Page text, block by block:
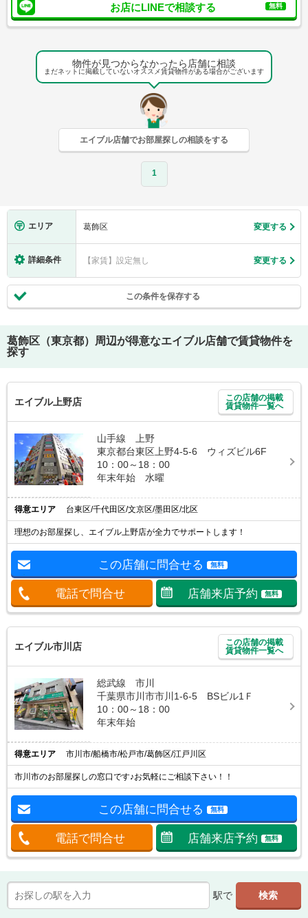
お店にLINEで相談する 無料
物件が見つからなかったら店舗に相談
まだネットに掲載していないオススメ賃貸物件がある場合がございます
エイブル店舗でお部屋探しの相談をする
1
エリア 葛飾区 変更する
詳細条件 【家賃】設定無し 変更する
この条件を保存する
葛飾区（東京都）
周辺が得意なエイブル店舗で賃貸物件を
探す
エイブル上野店
この店舗の掲載
賃貸物件一覧へ
山手線 上野
東京都台東区上野4-5-6 ウィズビル6F
10：00～18：00
年末年始 水曜
得意エリア 台東区/千代田区/文京区/墨田区/北区
理想のお部屋探し、エイブル上野店が全力でサポートします！
この店舗に問合せる 無料
電話で問合せ 店舗来店予約 無料
エイブル市川店
この店舗の掲載
賃貸物件一覧へ
総武線 市川
千葉県市川市市川1-6-5 BSビル1Ｆ
10：00～18：00
年末年始
得意エリア 市川市/船橋市/松戸市/葛飾区/江戸川区
市川市のお部屋探しの窓口です♪お気軽にご相談下さい！！
この店舗に問合せる 無料
電話で問合せ 店舗来店予約 無料
駅で